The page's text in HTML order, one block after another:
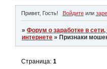
Привет, Гость! Войдитеили
»Форум о заработке в
интернете » Признаки
Страница:1